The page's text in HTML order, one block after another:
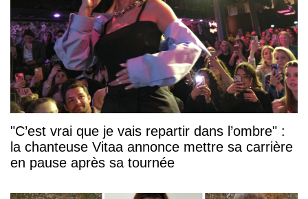
"C’est vrai que je vais repartir dans l’ombre" :
la chanteuse Vitaa annonce mettre sa carrière
en pause après sa tournée